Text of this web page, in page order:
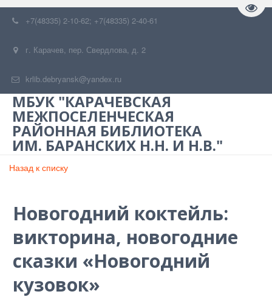
+7(48335) 2-10-62; +7(48335) 2-40-61
г. Карачев, пер. Свердлова, д. 2
krlib.debryansk@yandex.ru
МБУК "КАРАЧЕВСКАЯ
МЕЖПОСЕЛЕНЧЕСКАЯ
РАЙОННАЯ БИБЛИОТЕКА
ИМ. БАРАНСКИХ Н.Н. И Н.В."
Назад к списку
Новогодний коктейль:
викторина, новогодние
сказки «Новогодний
кузовок»